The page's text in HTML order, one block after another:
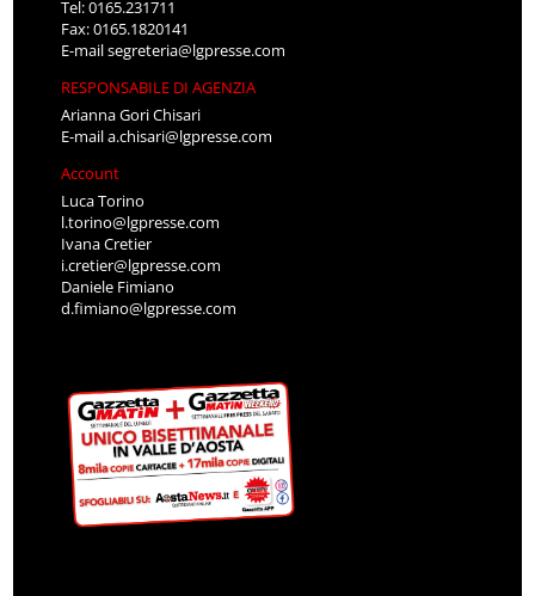
Tel: 0165.231711
Fax: 0165.1820141
E-mailsegreteria@lgpresse.com
RESPONSABILE DI AGENZIA
Arianna Gori Chisari
E-maila.chisari@lgpresse.com
Account
Luca Torino
l.torino@lgpresse.com
Ivana Cretier
i.cretier@lgpresse.com
Daniele Fimiano
d.fimiano@lgpresse.com